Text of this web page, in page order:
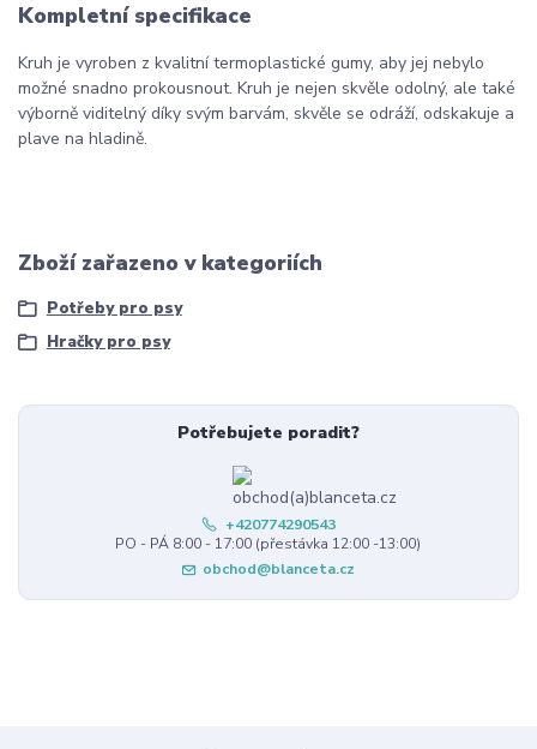
Kompletní specifikace
Kruh je vyroben z kvalitní termoplastické gumy, aby jej nebylo
možné snadno prokousnout. Kruh je nejen skvěle odolný, ale také
výborně viditelný díky svým barvám, skvěle se odráží, odskakuje a
plave na hladině.
Zboží zařazeno v kategoriích
Potřeby pro psy
Hračky pro psy
Potřebujete poradit?
+420774290543
PO - PÁ 8:00 - 17:00 (přestávka 12:00 -13:00)
obchod@blanceta.cz